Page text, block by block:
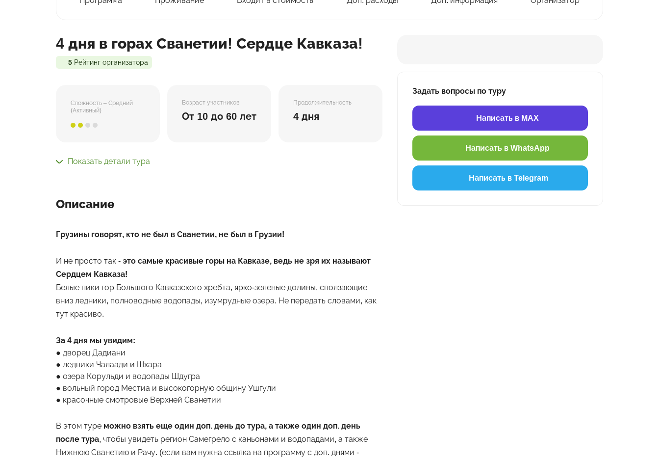
4 дня в горах Сванетии! Сердце Кавказа!
5 Рейтинг организатора
Сложность – Средний
(Активный)
Возраст участников
От 10 до 60 лет
Продолжительность
4 дня
Показать детали тура
Описание
Грузины говорят, кто не был в Сванетии, не был в Грузии!
И не просто так - это самые красивые горы на Кавказе, ведь не зря их называют
Сердцем Кавказа!
Белые пики гор Большого Кавказского хребта, ярко-зеленые долины, сползающие
вниз ледники, полноводные водопады, изумрудные озера. Не передать словами, как
тут красиво.
За 4 дня мы увидим:
дворец Дадиани
ледники Чалаади и Шхара
озера Корульди и водопады Шдугра
вольный город Местиа и высокогорную общину Ушгули
красочные смотровые Верхней Сванетии
В этом туре можно взять еще один доп. день до тура, а также один доп. день
после тура, чтобы увидеть регион Самегрело с каньонами и водопадами, а также
Нижнюю Сванетию и Рачу. (если вам нужна ссылка на программу с доп. днями -
Задать вопросы по туру
Написать в MAX
Написать в WhatsApp
Написать в Telegram